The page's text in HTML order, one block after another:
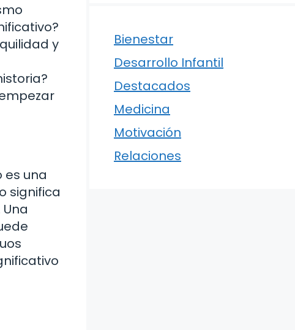
y
es una
significa
Bienestar
Desarrollo Infantil
Destacados
Medicina
Motivación
Relaciones